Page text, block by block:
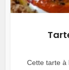
Cette tarte à